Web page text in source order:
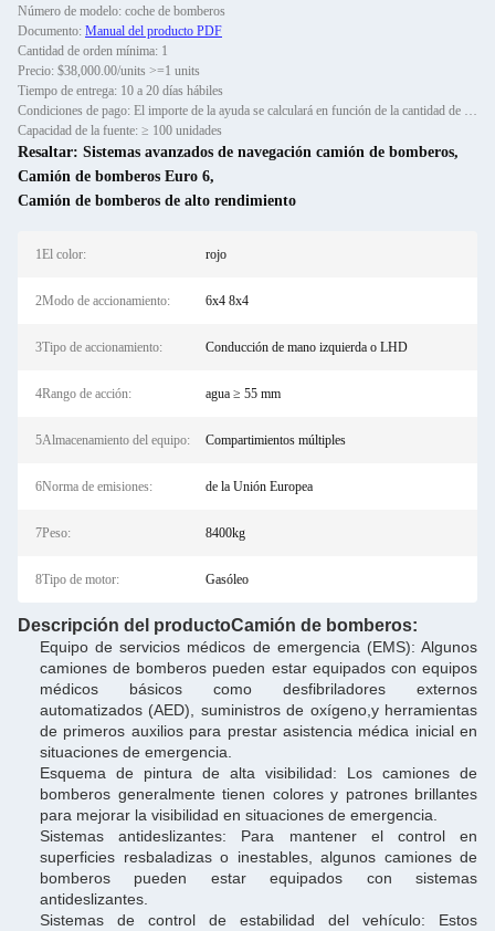
Número de modelo: coche de bomberos
Documento: Manual del producto PDF
Cantidad de orden mínima: 1
Precio: $38,000.00/units >=1 units
Tiempo de entrega: 10 a 20 días hábiles
Condiciones de pago: El importe de la ayuda se calculará en función de la cantidad de productos que se hayan vendido.
Capacidad de la fuente: ≥ 100 unidades
Resaltar: Sistemas avanzados de navegación camión de bomberos,
Camión de bomberos Euro 6,
Camión de bomberos de alto rendimiento
1El color: rojo
2Modo de accionamiento: 6x4 8x4
3Tipo de accionamiento: Conducción de mano izquierda o LHD
4Rango de acción: agua ≥ 55 mm
5Almacenamiento del equipo: Compartimientos múltiples
6Norma de emisiones: de la Unión Europea
7Peso: 8400kg
8Tipo de motor: Gasóleo
Descripción del productoCamión de bomberos:
Equipo de servicios médicos de emergencia (EMS): Algunos
camiones de bomberos pueden estar equipados con equipos
médicos básicos como desfibriladores externos
automatizados (AED), suministros de oxígeno,y herramientas
de primeros auxilios para prestar asistencia médica inicial en
situaciones de emergencia.
Esquema de pintura de alta visibilidad: Los camiones de
bomberos generalmente tienen colores y patrones brillantes
para mejorar la visibilidad en situaciones de emergencia.
Sistemas antideslizantes: Para mantener el control en
superficies resbaladizas o inestables, algunos camiones de
bomberos pueden estar equipados con sistemas
antideslizantes.
Sistemas de control de estabilidad del vehículo: Estos